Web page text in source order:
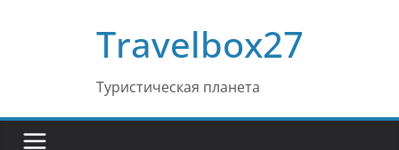
Travelbox27
Туристическая планета